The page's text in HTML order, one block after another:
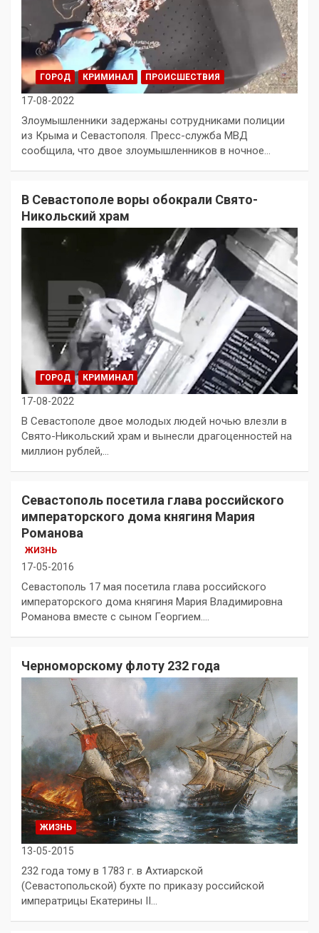
ГОРОД КРИМИНАЛ ПРОИСШЕСТВИЯ
17-08-2022
Злоумышленники задержаны сотрудниками полиции
из Крыма и Севастополя. Пресс-служба МВД
сообщила, что двое злоумышленников в ночное…
В Севастополе воры обокрали Свято-
Никольский храм
ГОРОД КРИМИНАЛ
17-08-2022
В Севастополе двое молодых людей ночью влезли в
Свято-Никольский храм и вынесли драгоценностей на
миллион рублей,…
Севастополь посетила глава российского
императорского дома княгиня Мария
Романова
ЖИЗНЬ
17-05-2016
Севастополь 17 мая посетила глава российского
императорского дома княгиня Мария Владимировна
Романова вместе с сыном Георгием.…
Черноморскому флоту 232 года
ЖИЗНЬ
13-05-2015
232 года тому в 1783 г. в Ахтиарской
(Севастопольской) бухте по приказу российской
императрицы Екатерины II…